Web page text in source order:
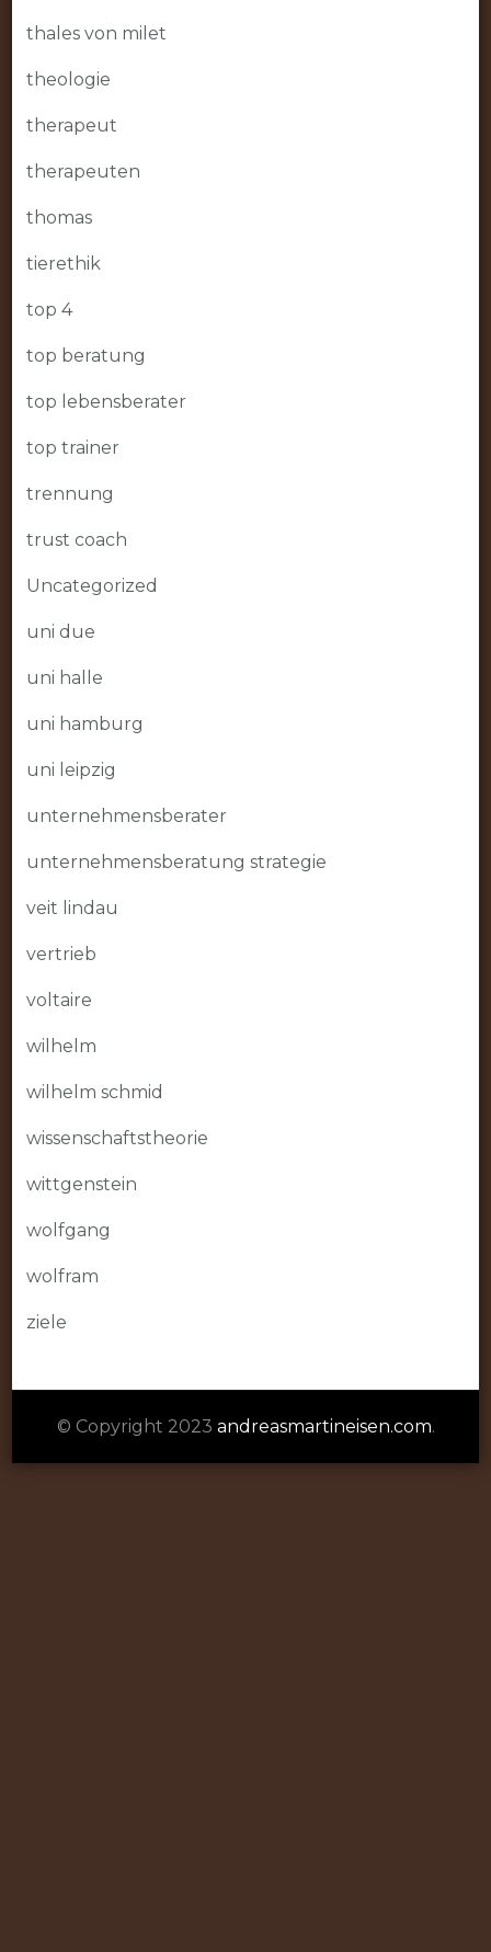
thales von milet
theologie
therapeut
therapeuten
thomas
tierethik
top 4
top beratung
top lebensberater
top trainer
trennung
trust coach
Uncategorized
uni due
uni halle
uni hamburg
uni leipzig
unternehmensberater
unternehmensberatung strategie
veit lindau
vertrieb
voltaire
wilhelm
wilhelm schmid
wissenschaftstheorie
wittgenstein
wolfgang
wolfram
ziele
© Copyright 2023 andreasmartineisen.com.